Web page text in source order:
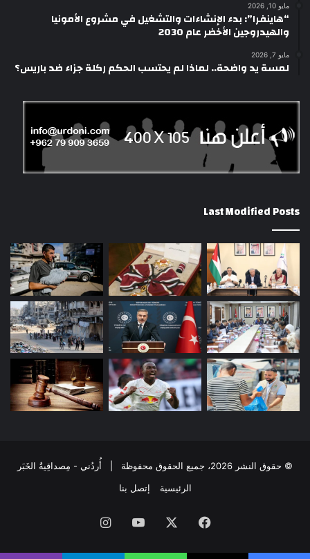
مايو 10, 2026
“هاينفرا”: بدء الإنشاءات والتشغيل في مشروع الأمونيا
والهيدروجين الأخضر عام 2030
مايو 7, 2026
لمسة يد واضحة.. لماذا لم يحتسب الحكم ركلة جزاء ضد باريس؟
Last Modified Posts
© حقوق النشر 2026، جميع الحقوق محفوظة | أُردُني - مِصداقِيةُ الخَبَر
الرئيسية
إتصل بنا
فيسبوك ‫YouTube